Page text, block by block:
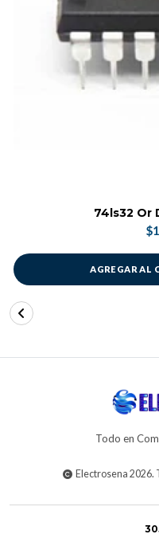
74ls32 Or
AGREGAR AL
Todo en
Electrosena 2026.